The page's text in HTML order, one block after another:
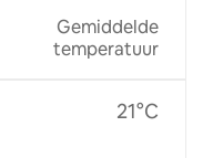
Gemiddelde
temperatuur
21°C